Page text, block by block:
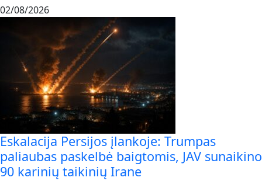
02/08/2026
Eskalacija Persijos įlankoje: Trumpas
paliaubas paskelbė baigtomis, JAV sunaikino
90 karinių taikinių Irane